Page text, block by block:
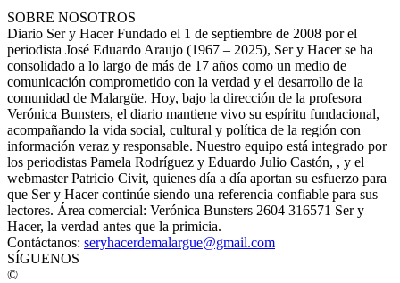
SOBRE NOSOTROS
Diario Ser y Hacer Fundado el 1 de septiembre de 2008 por el
periodista José Eduardo Araujo (1967 – 2025), Ser y Hacer se ha
consolidado a lo largo de más de 17 años como un medio de
comunicación comprometido con la verdad y el desarrollo de la
comunidad de Malargüe. Hoy, bajo la dirección de la profesora
Verónica Bunsters, el diario mantiene vivo su espíritu fundacional,
acompañando la vida social, cultural y política de la región con
información veraz y responsable. Nuestro equipo está integrado por
los periodistas Pamela Rodríguez y Eduardo Julio Castón, , y el
webmaster Patricio Civit, quienes día a día aportan su esfuerzo para
que Ser y Hacer continúe siendo una referencia confiable para sus
lectores. Área comercial: Verónica Bunsters 2604 316571 Ser y
Hacer, la verdad antes que la primicia.
Contáctanos: seryhacerdemalargue@gmail.com
SÍGUENOS
©